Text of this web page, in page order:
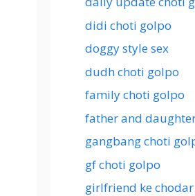
didi choti golpo
doggy style sex
dudh choti golpo
family choti golpo
father and
gangbang choti
gf choti golpo
girlfriend ke